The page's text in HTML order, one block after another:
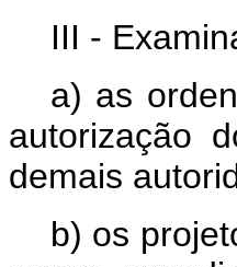
III -
a) as
autorização
demais
b) os